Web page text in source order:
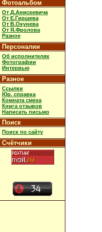
Фотоальбом
От Д.Анискевича
От Е.Гиршева
От В.Окунева
От Я.Фролова
Разное
Персоналии
Об исполнителях
Фотографии
Интервью
Разное
Ссылки
Юр. справка
Комната смеха
Книга отзывов
Написать письмо
Поиск
Поиск по сайту
Счётчики